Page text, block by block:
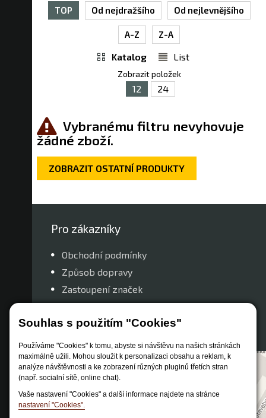
Souhlas s použitím "Cookies"
Používáme "Cookies" k tomu, abyste si návštěvu na našich stránkách
maximálně užili. Mohou sloužit k personalizaci obsahu a reklam, k
analýze návštěvnosti a ke zobrazení různých pluginů třetích stran
(např. socialní sítě, online chat).
Vaše nastavení "Cookies" a další informace najdete na stránce
nastavení "Cookies".
TOP Od nejdražšího Od nejlevnějšího
A-Z Z-A
Katalog List
Zobrazit položek
12 24
Vybranému filtru nevyhovuje
žádné zboží.
ZOBRAZIT OSTATNÍ PRODUKTY
Pro zákazníky
Obchodní podmínky
Způsob dopravy
Zastoupení značek
Reklamační řád
Nastavení soukromí